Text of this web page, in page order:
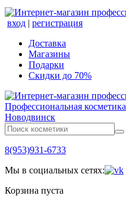
вход | регистрация
Доставка
Магазины
Подарки
Скидки до 70%
Профессиональная косметика
Новодвинск
8(953)931-6733
Мы в социальных сетях:
Корзина пуста